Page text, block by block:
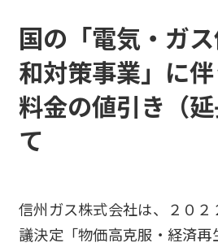
国の「電気・ガ
和対策事業」に
料金の値引き（
て
信州ガス株式会社は、２０
議決定「物価高克服・経済